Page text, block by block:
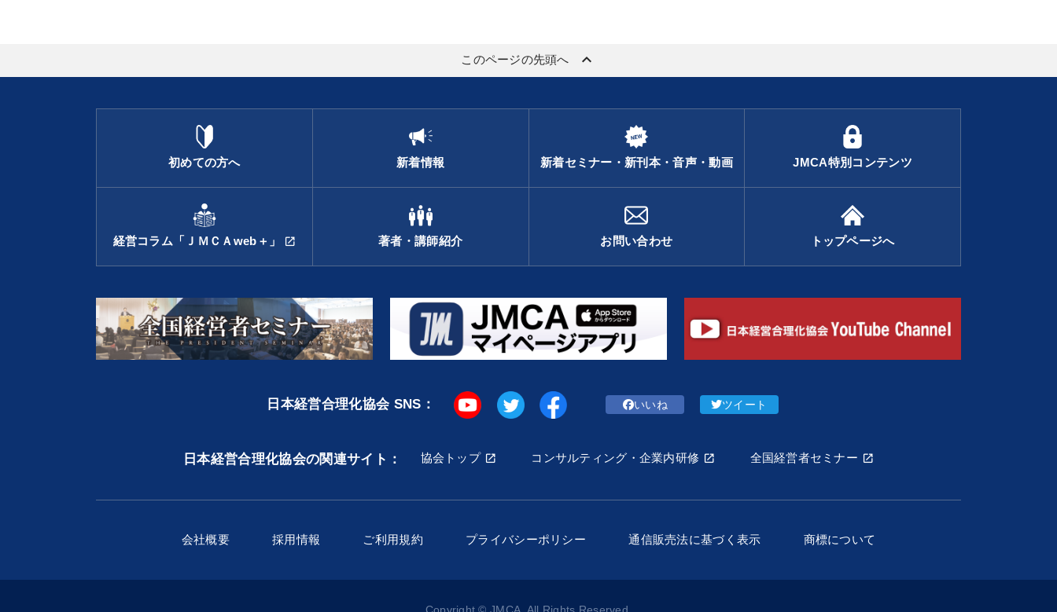
このページの先頭へ keyboard_arrow_up
初めての方へ 新着情報 新着セミナー・新刊本・音声・動画 JMCA特別コンテンツ
経営コラム「ＪＭＣＡweb＋」 open_in_new 著者・講師紹介 お問い合わせ トップページへ
日本経営合理化協会 SNS： いいね ツイート
日本経営合理化協会の関連サイト： 協会トップ コンサルティング・企業内研修 全国経営者セミナー
会社概要 採用情報 ご利用規約 プライバシーポリシー 通信販売法に基づく表示 商標について